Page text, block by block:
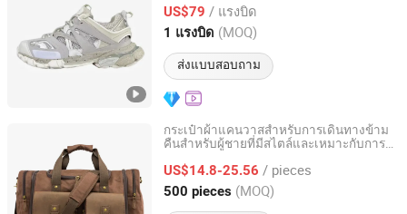
US$79 / แรงบิด
1 แรงบิด (MOQ)
ส่งแบบสอบถาม
Fujian, China อัตราจาก 2026
กระเป๋าผ้าแคนวาสสำหรับการเดินทางข้าม
คืนสำหรับผู้ชายที่มีสไตล์และเหมาะกับการ
US$14.8-25.56 / pieces
500 pieces (MOQ)
Xiamen Daysun Industrial Co., Ltd.
Fujian, China อัตราจาก 2012